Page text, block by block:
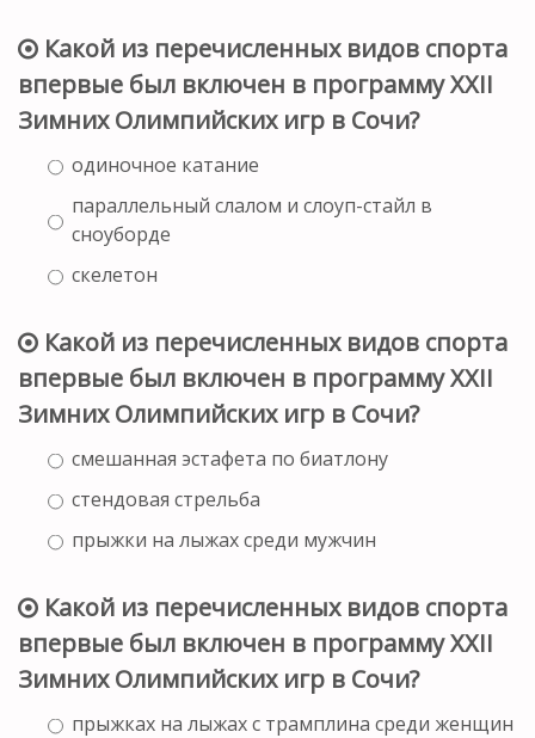
Какой из перечисленных видов спорта
впервые был включен в программу XXII
Зимних Олимпийских игр в Сочи?
одиночное катание
параллельный слалом и слоуп-стайл в
сноуборде
скелетон
Какой из перечисленных видов спорта
впервые был включен в программу XXII
Зимних Олимпийских игр в Сочи?
смешанная эстафета по биатлону
стендовая стрельба
прыжки на лыжах среди мужчин
Какой из перечисленных видов спорта
впервые был включен в программу XXII
Зимних Олимпийских игр в Сочи?
прыжках на лыжах с трамплина среди женщин